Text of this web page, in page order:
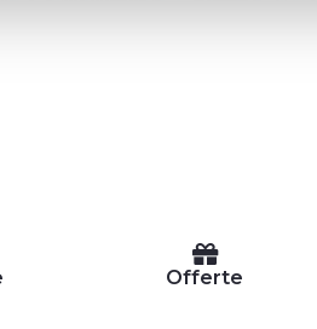
Offerte